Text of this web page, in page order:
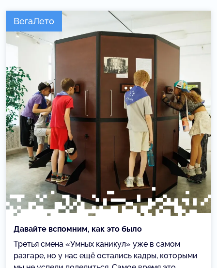
ВегаЛето
Давайте вспомним, как это было
Третья смена «Умных каникул» уже в самом
разгаре, но у нас ещё остались кадры, которыми